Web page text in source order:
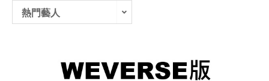
熱門藝人